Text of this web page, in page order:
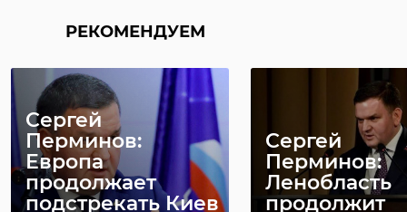
РЕКОМЕНДУЕМ
Сергей
Перминов:
Европа
продолжает
подстрекать Киев
Сергей
Перминов:
Ленобласть
продолжит